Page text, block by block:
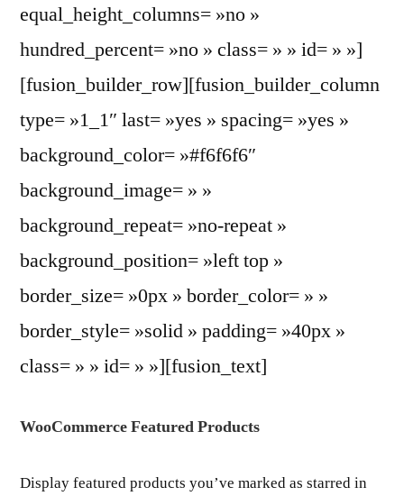
equal_height_columns= »no »
hundred_percent= »no » class= » » id= » »]
[fusion_builder_row][fusion_builder_column
type= »1_1″ last= »yes » spacing= »yes »
background_color= »#f6f6f6″
background_image= » »
background_repeat= »no-repeat »
background_position= »left top »
border_size= »0px » border_color= » »
border_style= »solid » padding= »40px »
class= » » id= » »][fusion_text]
WooCommerce Featured Products
Display featured products you’ve marked as starred in